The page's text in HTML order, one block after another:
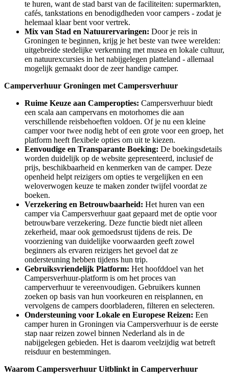
te huren, want de stad barst van de faciliteiten: supermarkten,
cafés, tankstations en benodigdheden voor campers - zodat je
helemaal klaar bent voor vertrek.
Mix van Stad en Natuurervaringen: Door je reis in
Groningen te beginnen, krijg je het beste van twee werelden:
uitgebreide stedelijke verkenning met musea en lokale cultuur,
en natuurexcursies in het nabijgelegen platteland - allemaal
mogelijk gemaakt door de zeer handige camper.
Camperverhuur Groningen met Campersverhuur
Ruime Keuze aan Camperopties: Campersverhuur biedt
een scala aan campervans en motorhomes die aan
verschillende reisbehoeften voldoen. Of je nu een kleine
camper voor twee nodig hebt of een grote voor een groep, het
platform heeft flexibele opties om uit te kiezen.
Eenvoudige en Transparante Boeking: De boekingsdetails
worden duidelijk op de website gepresenteerd, inclusief de
prijs, beschikbaarheid en kenmerken van de camper. Deze
openheid helpt reizigers om opties te vergelijken en een
weloverwogen keuze te maken zonder twijfel voordat ze
boeken.
Verzekering en Betrouwbaarheid: Het huren van een
camper via Campersverhuur gaat gepaard met de optie voor
betrouwbare verzekering. Deze functie biedt niet alleen
zekerheid, maar ook gemoedsrust tijdens de reis. De
voorziening van duidelijke voorwaarden geeft zowel
beginners als ervaren reizigers het gevoel dat ze
ondersteuning hebben tijdens hun trip.
Gebruiksvriendelijk Platform: Het hoofddoel van het
Campersverhuur-platform is om het proces van
camperverhuur te vereenvoudigen. Gebruikers kunnen
zoeken op basis van hun voorkeuren en reisplannen, en
vervolgens de campers doorbladeren, filteren en selecteren.
Ondersteuning voor Lokale en Europese Reizen: Een
camper huren in Groningen via Campersverhuur is de eerste
stap naar reizen zowel binnen Nederland als in de
nabijgelegen gebieden. Het is daarom veelzijdig wat betreft
reisduur en bestemmingen.
Waarom Campersverhuur Uitblinkt in Camperverhuur